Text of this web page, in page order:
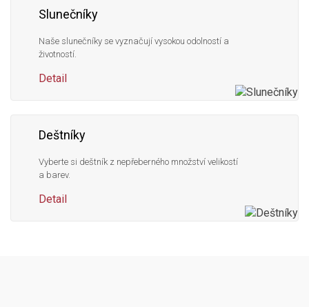
Slunečníky
Naše slunečníky se vyznačují vysokou odolností a
životností.
Detail
Deštníky
Vyberte si deštník z nepřeberného množství velikostí
a barev.
Detail